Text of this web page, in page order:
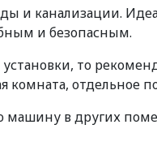
и канализации.
и безопасным.
то
комната,
в других